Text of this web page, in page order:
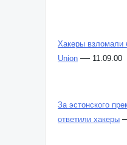
Хакеры взломали
Union — 11.09.00
За эстонского
ответили хакеры